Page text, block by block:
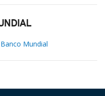
Mundial